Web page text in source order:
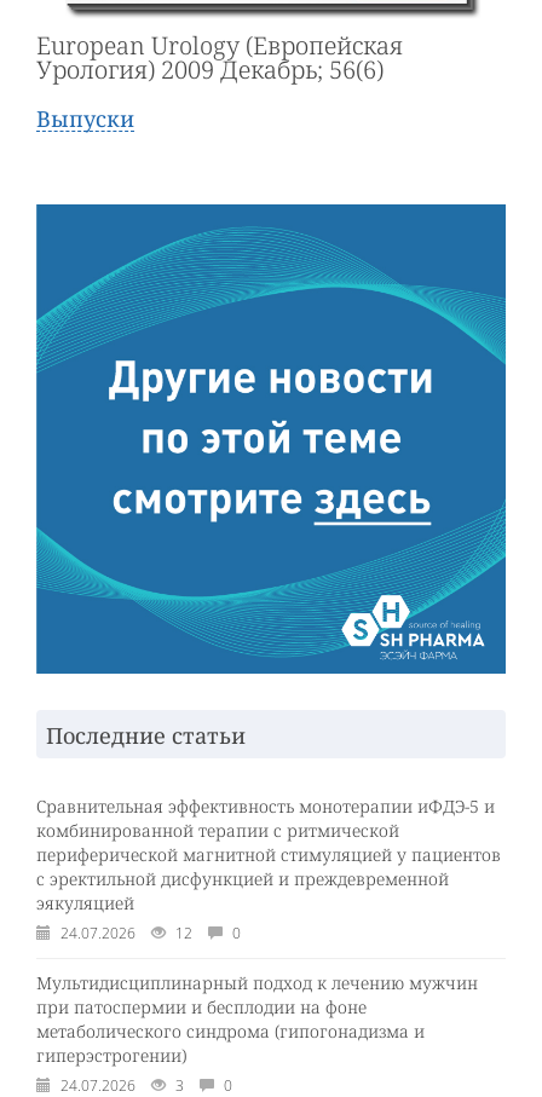
European Urology (Европейская
Урология) 2009 Декабрь; 56(6)
Выпуски
Последние статьи
Сравнительная эффективность монотерапии иФДЭ-5 и
комбинированной терапии с ритмической
периферической магнитной стимуляцией у пациентов
с эректильной дисфункцией и преждевременной
эякуляцией
24.07.2026 12 0
Мультидисциплинарный подход к лечению мужчин
при патоспермии и бесплодии на фоне
метаболического синдрома (гипогонадизма и
гиперэстрогении)
24.07.2026 3 0